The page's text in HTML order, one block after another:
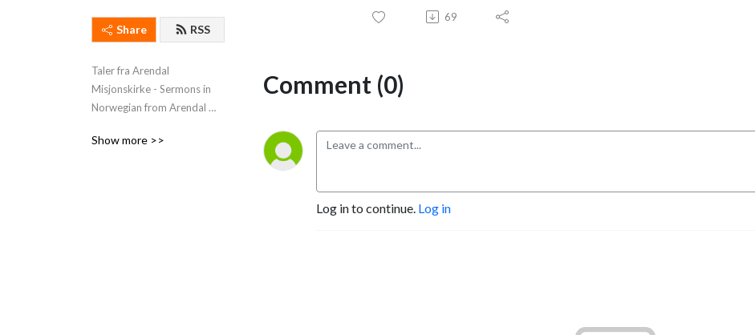
Share RSS
Taler fra Arendal
Misjonskirke - Sermons in
Norwegian from Arendal
Show more >>
69
Comment (0)
Log in to continue. Log in